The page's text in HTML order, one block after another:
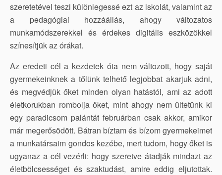
szeretetével teszi különlegessé ezt az iskolát, valamint az
a pedagógiai hozzáállás, ahogy változatos
munkamódszerekkel és érdekes digitális eszközökkel
színesítjük az órákat.
Az eredeti cél a kezdetek óta nem változott, hogy saját
gyermekeinknek a tőlünk telhető legjobbat akarjuk adni,
és megvédjük őket minden olyan hatástól, ami az adott
életkorukban rombolja őket, mint ahogy nem ültetünk ki
egy paradicsom palántát februárban csak akkor, amikor
már megerősödött. Bátran bíztam és bízom gyermekeimet
a munkatársaim gondos kezébe, mert tudom, hogy őket is
ugyanaz a cél vezérli: hogy szeretve átadják mindazt az
életbölcsességet és szaktudást, amire eddig eljutottak.